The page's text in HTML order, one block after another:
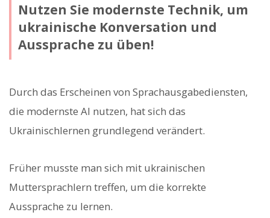
Nutzen Sie modernste Technik, um
ukrainische Konversation und
Aussprache zu üben!
Durch das Erscheinen von Sprachausgabediensten,
die modernste AI nutzen, hat sich das
Ukrainischlernen grundlegend verändert.
Früher musste man sich mit ukrainischen
Muttersprachlern treffen, um die korrekte
Aussprache zu lernen.